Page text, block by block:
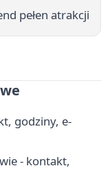
pełen atrakcji
godziny, e-
- kontakt,